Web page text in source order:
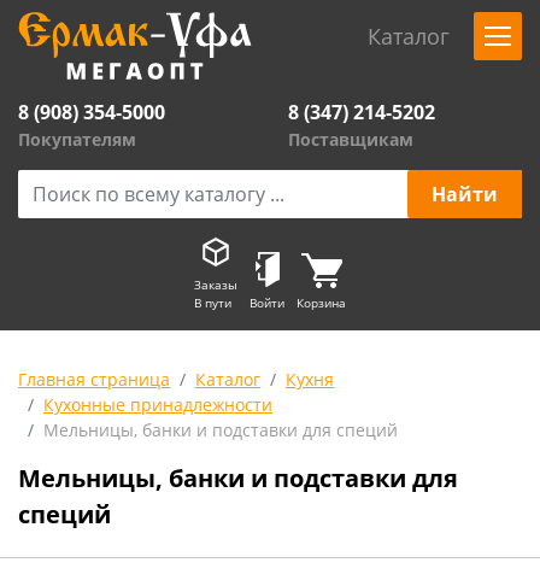
Каталог
8 (908) 354-5000
Покупателям
8 (347) 214-5202
Поставщикам
Заказы
В пути
Войти Корзина
Главная страница Каталог
Кухня
Кухонные принадлежности
Мельницы, банки и подставки для специй
Мельницы, банки и подставки для
специй